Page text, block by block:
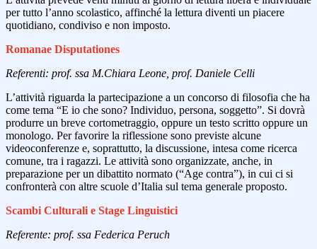
per tutto l’anno scolastico, affinché la lettura diventi un piacere
quotidiano, condiviso e non imposto.
Romanae Disputationes
Referenti: prof. ssa M.Chiara Leone, prof. Daniele Celli
L’attività riguarda la partecipazione a un concorso di filosofia che ha
come tema “E io che sono? Individuo, persona, soggetto”. Si dovrà
produrre un breve cortometraggio, oppure un testo scritto oppure un
monologo. Per favorire la riflessione sono previste alcune
videoconferenze e, soprattutto, la discussione, intesa come ricerca
comune, tra i ragazzi. Le attività sono organizzate, anche, in
preparazione per un dibattito normato (“Age contra”), in cui ci si
confronterà con altre scuole d’Italia sul tema generale proposto.
Scambi Culturali e Stage Linguistici
Referente: prof. ssa Federica Peruch